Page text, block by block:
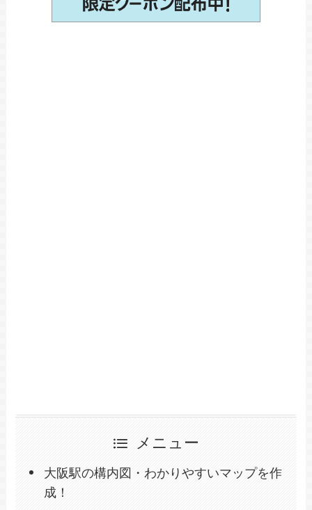
メニュー
大阪駅の構内図・わかりやすいマップを作
成！